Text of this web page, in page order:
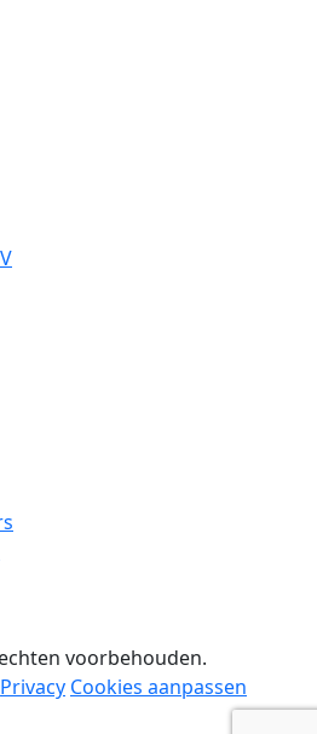
voorbehouden.
Privacy Cookies aanpassen